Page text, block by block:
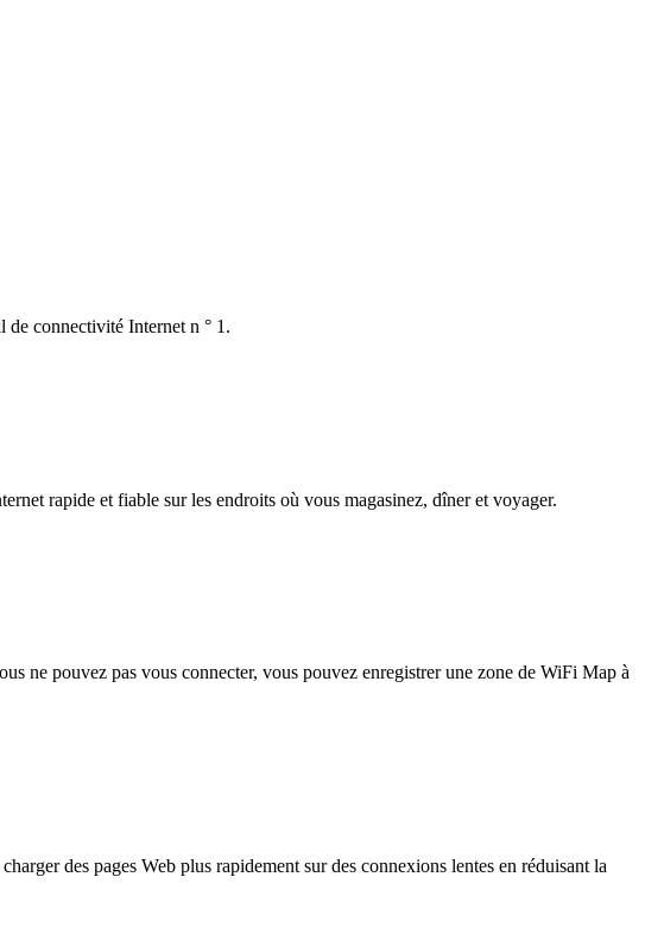
de connectivité Internet n ° 1.
rapide et fiable sur les endroits où vous magasinez, dîner et voyager.
ne pouvez pas vous connecter, vous pouvez enregistrer une zone de WiFi Map à
des pages Web plus rapidement sur des connexions lentes en réduisant la